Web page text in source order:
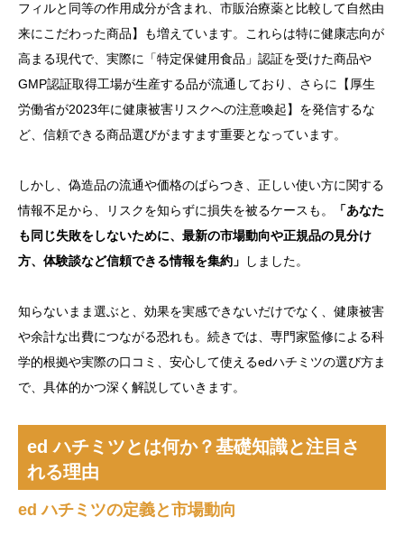
フィルと同等の作用成分が含まれ、市販治療薬と比較して自然由
来にこだわった商品】も増えています。これらは特に健康志向が
高まる現代で、実際に「特定保健用食品」認証を受けた商品や
GMP認証取得工場が生産する品が流通しており、さらに【厚生
労働省が2023年に健康被害リスクへの注意喚起】を発信するな
ど、信頼できる商品選びがますます重要となっています。
しかし、偽造品の流通や価格のばらつき、正しい使い方に関する
情報不足から、リスクを知らずに損失を被るケースも。
「あなた
も同じ失敗をしないために、最新の市場動向や正規品の見分け
方、体験談など信頼できる情報を集約」
しました。
知らないまま選ぶと、効果を実感できないだけでなく、健康被害
や余計な出費につながる恐れも。続きでは、専門家監修による科
学的根拠や実際の口コミ、安心して使えるedハチミツの選び方ま
で、具体的かつ深く解説していきます。
ed ハチミツとは何か？基礎知識と注目さ
れる理由
ed ハチミツの定義と市場動向